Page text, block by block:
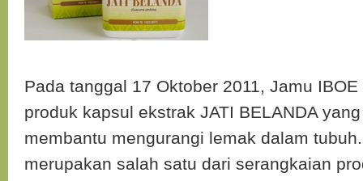
Pada tanggal 17 Oktober 2011, Jamu
produk kapsul ekstrak JATI BELANDA
membantu mengurangi lemak dalam
merupakan salah satu dari serangkaian